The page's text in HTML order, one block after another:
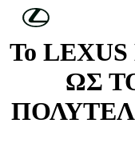
Συνέχεια στο κύριο
To
ΩΣ